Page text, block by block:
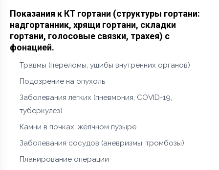
Показания к КТ гортани (структуры гортани:
надгортанник, хрящи гортани, складки
гортани, голосовые связки, трахея) с
фонацией.
Травмы (переломы, ушибы внутренних органов)
Подозрение на опухоль
Заболевания лёгких (пневмония, COVID-19,
туберкулёз)
Камни в почках, желчном пузыре
Заболевания сосудов (аневризмы, тромбозы)
Планирование операции